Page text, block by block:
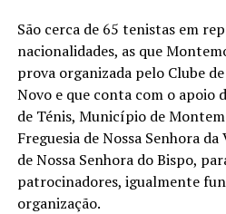
São cerca de 65 tenistas em
nacionalidades, as que
prova organizada pelo Clube
Novo e que conta com o apoio
de Ténis, Município de
Freguesia de Nossa Senhora
de Nossa Senhora do Bispo,
patrocinadores, igualmente
organização.